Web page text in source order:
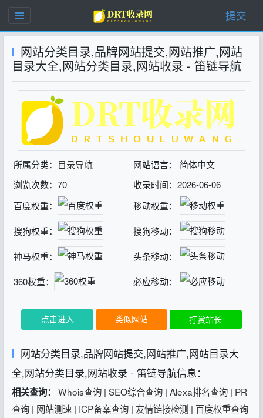
提交
网站分类目录,品牌网站提交,网站推广,网站
目录大全,网站分类目录,网站收录 - 笛链导航
所属分类： 目录导航
网站语言： 简体中文
浏览次数：70
收录时间：2026-06-06
百度权重：
移动权重：
搜狗权重： 搜狗移动：
神马权重： 头条移动：
360权重： 必应移动：
点击进入 类似网站 打赏站长
网站分类目录,品牌网站提交,网站推广,网站目录大
全,网站分类目录,网站收录 - 笛链导航信息：
相关查询： Whois查询 | SEO综合查询 | Alexa排名查询 | PR
查询 | 网站测速 | ICP备案查询 | 友情链接检测 | 百度权重查询